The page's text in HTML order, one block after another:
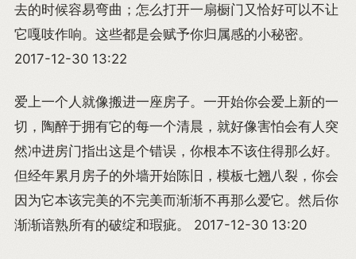
去的时候容易弯曲；怎么打开一扇橱门又恰好可以不让
它嘎吱作响。这些都是会赋予你归属感的小秘密。
2017-12-30 13:22
爱上一个人就像搬进一座房子。一开始你会爱上新的一
切，陶醉于拥有它的每一个清晨，就好像害怕会有人突
然冲进房门指出这是个错误，你根本不该住得那么好。
但经年累月房子的外墙开始陈旧，模板七翘八裂，你会
因为它本该完美的不完美而渐渐不再那么爱它。然后你
渐渐谙熟所有的破绽和瑕疵。 2017-12-30 13:20